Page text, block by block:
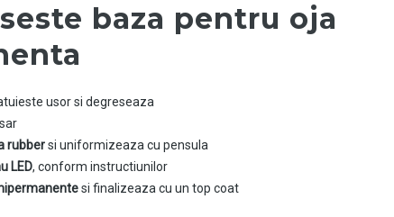
baza pentru oja
usor si degreseaza
rubbersi uniformizeaza cu pensula
LED, conform instructiunilor
si finalizeaza cu un top coat